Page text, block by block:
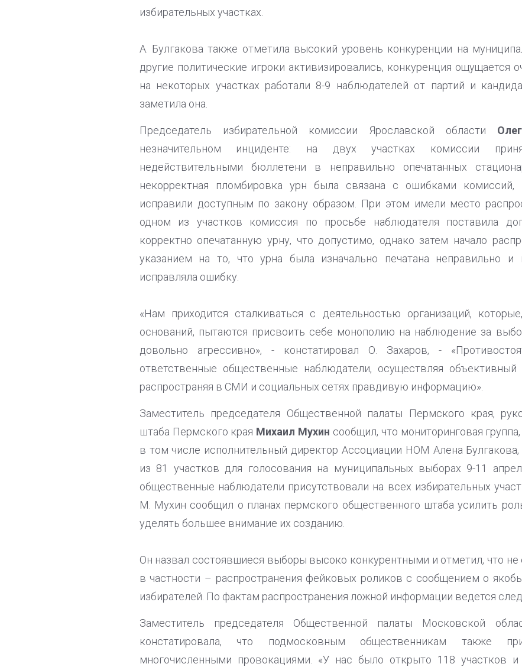
избирательных участках.
А. Булгакова также отметила высокий уровень конкуренции на
другие политические игроки активизировались, конкуренция ощущается
на некоторых участках работали 8-9 наблюдателей от партий и
заметила она.
Председатель избирательной комиссии Ярославской области
незначительном инциденте: на двух участках комиссии
недействительными бюллетени в неправильно опечатанных
некорректная пломбировка урн была связана с ошибками
исправили доступным по закону образом. При этом имели место
одном из участков комиссия по просьбе наблюдателя поставила
корректно опечатанную урну, что допустимо, однако затем начало
указанием на то, что урна была изначально печатана неправильно
исправляла ошибку.
«Нам приходится сталкиваться с деятельностью организаций,
оснований, пытаются присвоить себе монополию на наблюдение за
довольно агрессивно», - констатировал О. Захаров, -
ответственные общественные наблюдатели, осуществляя
распространяя в СМИ и социальных сетях правдивую информацию».
Заместитель председателя Общественной палаты Пермского края,
штаба Пермского края Михаил Мухин сообщил, что мониторинговая
в том числе исполнительный директор Ассоциации НОМ Алена
из 81 участков для голосования на муниципальных выборах 9-11
общественные наблюдатели присутствовали на всех избирательных
М. Мухин сообщил о планах пермского общественного штаба усилить
уделять большее внимание их созданию.
Он назвал состоявшиеся выборы высоко конкурентными и отметил, что
в частности – распространения фейковых роликов с сообщением о
избирателей. По фактам распространения ложной информации ведется
Заместитель председателя Общественной палаты Московской
констатировала, что подмосковным общественникам также
многочисленными провокациями. «У нас было открыто 118 участков